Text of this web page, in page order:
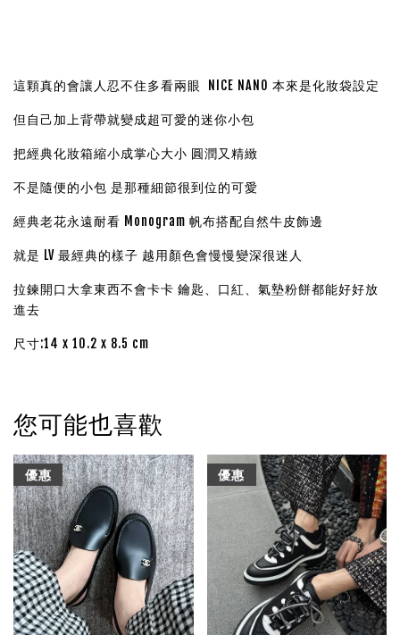
這顆真的會讓人忍不住多看兩眼 NICE NANO 本來是化妝袋設定
但自己加上背帶就變成超可愛的迷你小包
把經典化妝箱縮小成掌心大小 圓潤又精緻
不是隨便的小包 是那種細節很到位的可愛
經典老花永遠耐看 Monogram 帆布搭配自然牛皮飾邊
就是 LV 最經典的樣子 越用顏色會慢慢變深很迷人
拉鍊開口大拿東西不會卡卡 鑰匙、口紅、氣墊粉餅都能好好放
進去
尺寸:14 x 10.2 x 8.5 cm
您可能也喜歡
優惠 優惠